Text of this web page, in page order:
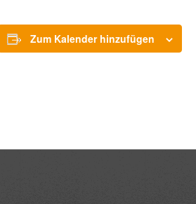
Zum Kalender hinzufügen